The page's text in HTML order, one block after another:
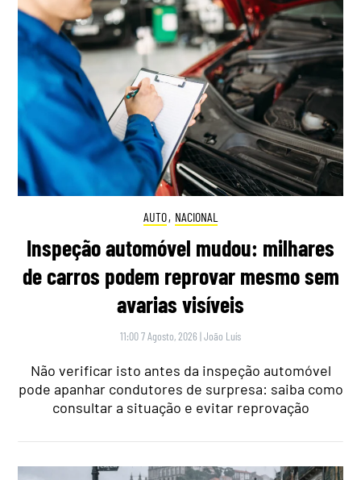
AUTO, NACIONAL
Inspeção automóvel mudou: milhares
de carros podem reprovar mesmo sem
avarias visíveis
11:00 7 Agosto, 2026 |João Luís
Não verificar isto antes da inspeção automóvel
pode apanhar condutores de surpresa: saiba como
consultar a situação e evitar reprovação